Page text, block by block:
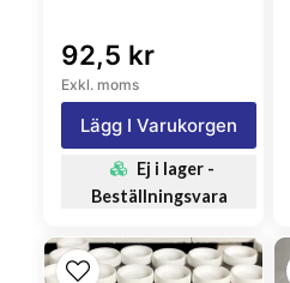
92,5 kr
Exkl. moms
Lägg I Varukorgen
Ej i lager -
Beställningsvara